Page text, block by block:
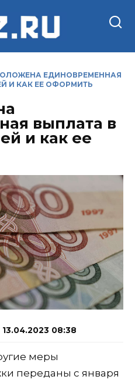
ЕДИНОВРЕМЕННАЯ
И КАК ЕЕ ОФОРМИТЬ
выплата в
и как ее
13.04.2023 08:38
меры
переданы с января